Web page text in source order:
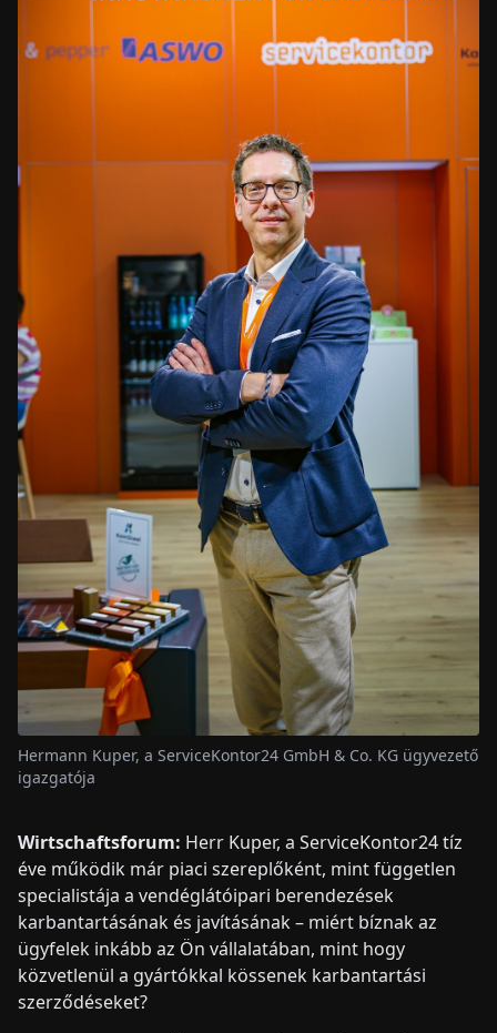
Wirtschaftsforum: Herr Kuper, a ServiceKontor24 tíz
éve működik már piaci szereplőként, mint független
specialistája a vendéglátóipari berendezések
karbantartásának és javításának – miért bíznak az
ügyfelek inkább az Ön vállalatában, mint hogy
közvetlenül a gyártókkal kössenek karbantartási
szerződéseket?
Hermann Kuper, a ServiceKontor24 GmbH & Co. KG ügyvezető
igazgatója